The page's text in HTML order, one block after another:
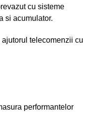
cu sisteme
si acumulator.
telecomenzii cu
performantelor